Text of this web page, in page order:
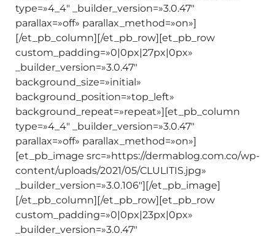
type=»4_4″ _builder_version=»3.0.47″
parallax=»off» parallax_method=»on»]
[/et_pb_column][/et_pb_row][et_pb_row
custom_padding=»0|0px|27px|0px»
_builder_version=»3.0.47″
background_size=»initial»
background_position=»top_left»
background_repeat=»repeat»][et_pb_column
type=»4_4″ _builder_version=»3.0.47″
parallax=»off» parallax_method=»on»]
[et_pb_image src=»https://dermablog.com.co/wp-
content/uploads/2021/05/CLULITIS.jpg»
_builder_version=»3.0.106″][/et_pb_image]
[/et_pb_column][/et_pb_row][et_pb_row
custom_padding=»0|0px|23px|0px»
_builder_version=»3.0.47″